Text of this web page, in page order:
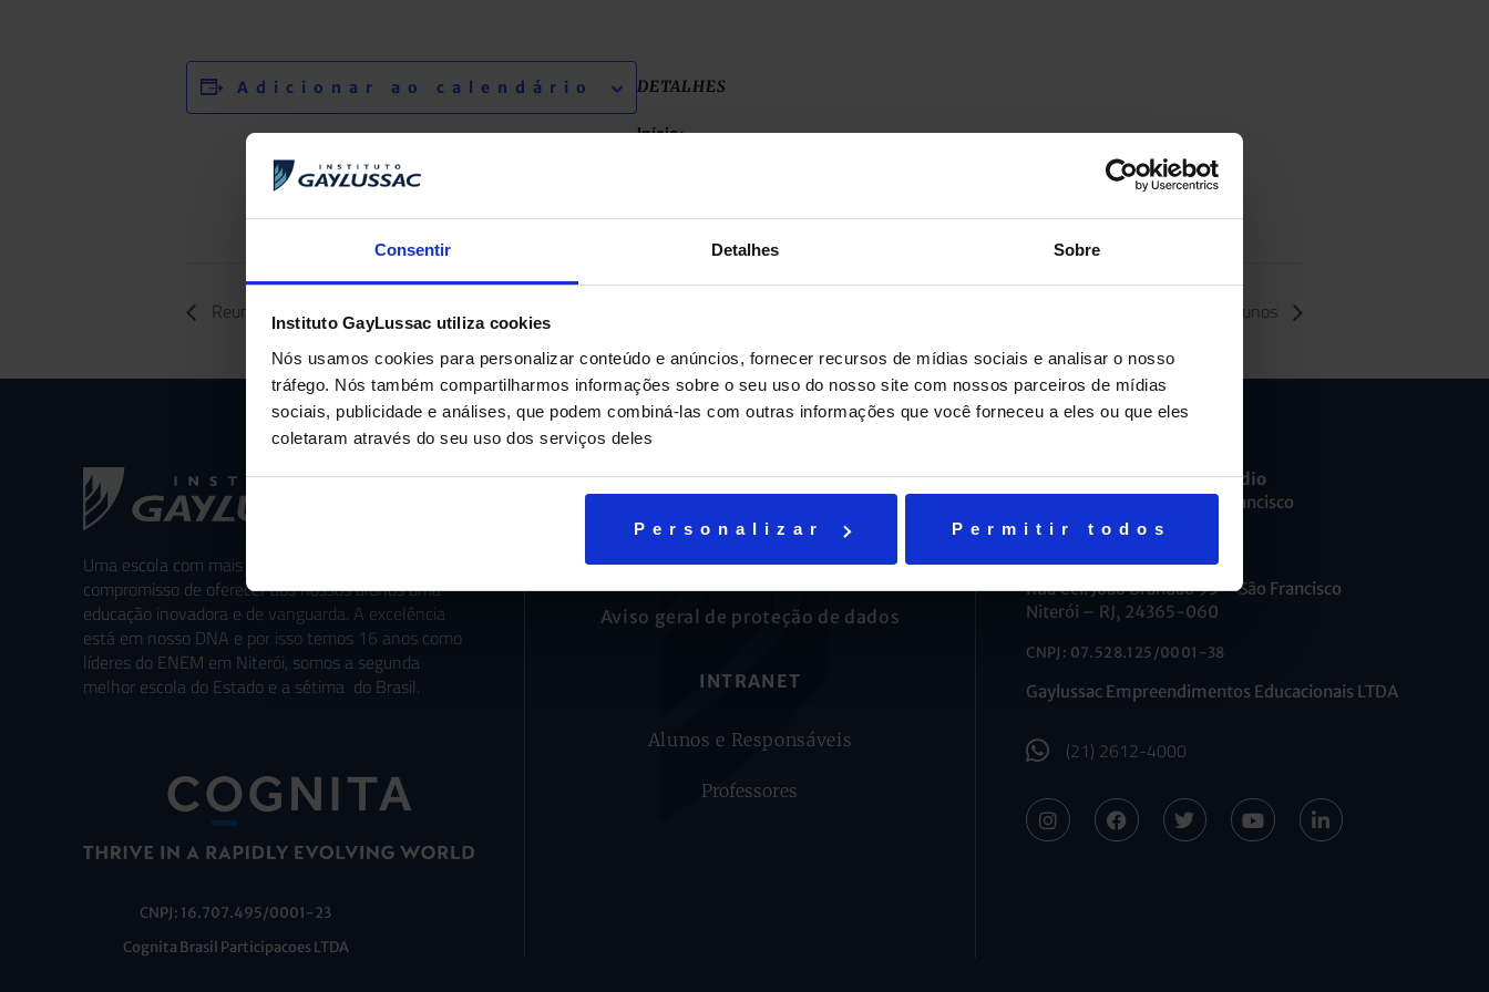
Consentir Detalhes Sobre
Instituto GayLussac utiliza cookies
Nós usamos cookies para personalizar conteúdo e anúncios, fornecer recursos de mídias sociais e analisar o nosso
tráfego. Nós também compartilharmos informações sobre o seu uso do nosso site com nossos parceiros de mídias
sociais, publicidade e análises, que podem combiná-las com outras informações que você forneceu a eles ou que eles
coletaram através do seu uso dos serviços deles
Personalizar Permitir todos
Adicionar ao calendário DETALHES
Início:
22 junho, 2025
Reunião de Pais (Programa Bilíngue Middle) – 8° ano do Ensino Fundamental Dia livre para alunos
Uma escola com mais de 70 anos de tradição e
compromisso de oferecer aos nossos alunos uma
educação inovadora e de vanguarda. A excelência
está em nosso DNA e por isso temos 16 anos como
líderes do ENEM em Niterói, somos a segunda
melhor escola do Estado e a sétima do Brasil.
CNPJ: 16.707.495/0001-23
Cognita Brasil Participacoes LTDA
AJUDA E SUPORTE
Fale conosco
Aviso geral de proteção de dados
INTRANET
Alunos e Responsáveis
Professores
Ensino Fundamental e Médio
R. Maria Caldas, 35 – São Francisco
Niterói – RJ, 24365-050
Educação Infantil
Rua Cel. João Brandão 95 – São Francisco
Niterói – RJ, 24365-060
CNPJ: 07.528.125/0001-38
Gaylussac Empreendimentos Educacionais LTDA
(21) 2612-4000